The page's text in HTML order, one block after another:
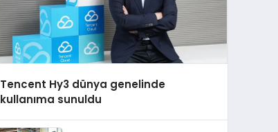
Tencent Hy3 dünya genelinde
kullanıma sunuldu